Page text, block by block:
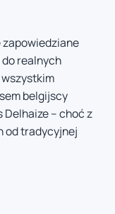
realnych
belgijscy
Delhaize – choć z
od tradycyjnej